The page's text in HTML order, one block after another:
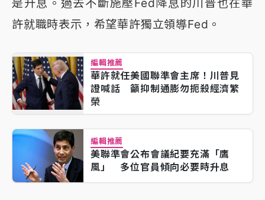
是升息。過去不斷施壓Fed降息的川普也在華
許就職時表示，希望華許獨立領導Fed。
編輯推薦
華許就任美國聯準會主席！川普見
證喊話 籲抑制通膨勿扼殺經濟繁
榮
編輯推薦
美聯準會公布會議紀要充滿「鷹
風」 多位官員傾向必要時升息